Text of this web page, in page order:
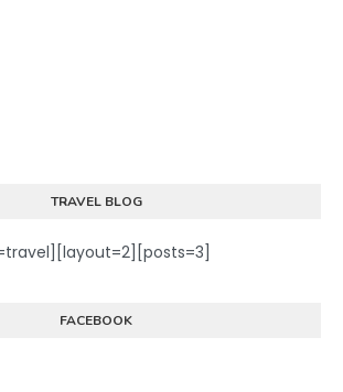
TRAVEL BLOG
FACEBOOK